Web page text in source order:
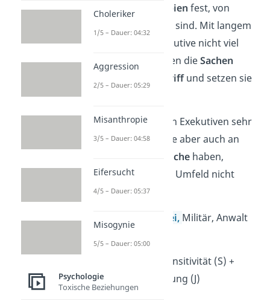
traditionelle Prinzipien fest, von
denen sie überzeugt sind. Mit langem
Gerede können Exekutive nicht viel
anfangen. Sie nehmen dieSachen
lieber direkt in Angriffund setzen sie
in Taten um.
Harte Arbeit wird von Exekutiven sehr
wertgeschätzt. Da sie aber auch an
hohe Ansprüchehaben,
machen sie es ihrem Umfeld nicht
immer leicht.
Arbeitsfelder:
Polizei, Militär, Anwalt
12. Konsul — ESFJ
Extraversion (E) + Sensitivität (S) +
Fühlen (F) + Beurteilung (J)
→ kontaktfreudig
Choleriker
1/5 – Dauer: 04:32
Aggression
2/5 – Dauer: 05:29
Misanthropie
3/5 – Dauer: 04:58
Eifersucht
4/5 – Dauer: 05:37
Misogynie
5/5 – Dauer: 05:00
Psychologie
Toxische Beziehungen